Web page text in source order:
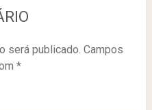
será publicado. Campos
*